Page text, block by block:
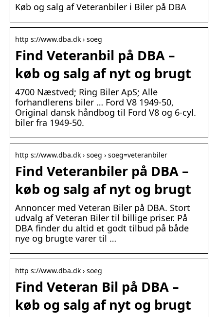
Køb og salg af Veteranbiler i Biler på DBA
http s://www.dba.dk › soeg
Find Veteranbil på DBA –
køb og salg af nyt og brugt
4700 Næstved; Ring Biler ApS; Alle
forhandlerens biler … Ford V8 1949-50,
Original dansk håndbog til Ford V8 og 6-cyl.
biler fra 1949-50.
http s://www.dba.dk › soeg › soeg=veteranbiler
Find Veteranbiler på DBA –
køb og salg af nyt og brugt
Annoncer med Veteran Biler på DBA. Stort
udvalg af Veteran Biler til billige priser. På
DBA finder du altid et godt tilbud på både
nye og brugte varer til …
http s://www.dba.dk › soeg
Find Veteran Bil på DBA –
køb og salg af nyt og brugt